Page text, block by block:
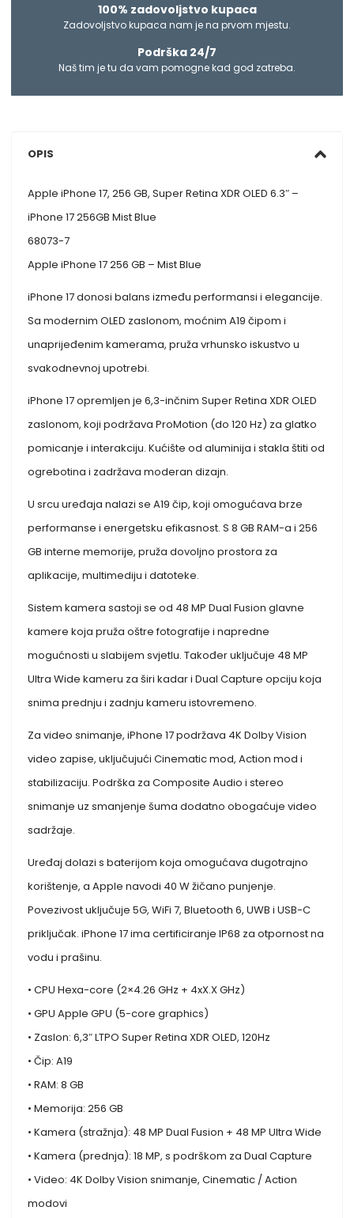
100% zadovoljstvo kupaca
Zadovoljstvo kupaca nam je na prvom mjestu.
Podrška 24/7
Naš tim je tu da vam pomogne kad god zatreba.
OPIS
Apple iPhone 17, 256 GB, Super Retina XDR OLED 6.3″ –
iPhone 17 256GB Mist Blue
68073-7
Apple iPhone 17 256 GB – Mist Blue
iPhone 17 donosi balans između performansi i elegancije.
Sa modernim OLED zaslonom, moćnim A19 čipom i
unaprijeđenim kamerama, pruža vrhunsko iskustvo u
svakodnevnoj upotrebi.
iPhone 17 opremljen je 6,3-inčnim Super Retina XDR OLED
zaslonom, koji podržava ProMotion (do 120 Hz) za glatko
pomicanje i interakciju. Kućište od aluminija i stakla štiti od
ogrebotina i zadržava moderan dizajn.
U srcu uređaja nalazi se A19 čip, koji omogućava brze
performanse i energetsku efikasnost. S 8 GB RAM-a i 256
GB interne memorije, pruža dovoljno prostora za
aplikacije, multimediju i datoteke.
Sistem kamera sastoji se od 48 MP Dual Fusion glavne
kamere koja pruža oštre fotografije i napredne
mogućnosti u slabijem svjetlu. Također uključuje 48 MP
Ultra Wide kameru za širi kadar i Dual Capture opciju koja
snima prednju i zadnju kameru istovremeno.
Za video snimanje, iPhone 17 podržava 4K Dolby Vision
video zapise, uključujući Cinematic mod, Action mod i
stabilizaciju. Podrška za Composite Audio i stereo
snimanje uz smanjenje šuma dodatno obogaćuje video
sadržaje.
Uređaj dolazi s baterijom koja omogućava dugotrajno
korištenje, a Apple navodi 40 W žičano punjenje.
Povezivost uključuje 5G, WiFi 7, Bluetooth 6, UWB i USB-C
priključak. iPhone 17 ima certificiranje IP68 za otpornost na
vodu i prašinu.
• CPU Hexa-core (2×4.26 GHz + 4xX.X GHz)
• GPU Apple GPU (5-core graphics)
• Zaslon: 6,3″ LTPO Super Retina XDR OLED, 120Hz
• Čip: A19
• RAM: 8 GB
• Memorija: 256 GB
• Kamera (stražnja): 48 MP Dual Fusion + 48 MP Ultra Wide
• Kamera (prednja): 18 MP, s podrškom za Dual Capture
• Video: 4K Dolby Vision snimanje, Cinematic / Action
modovi